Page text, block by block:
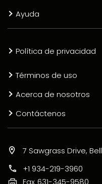
Ayuda
Política de privacidad
Términos de uso
Acerca de nosotros
Contáctenos
7 Sawgrass Drive,
+1 934-219-3960
Fax 631-345-9580